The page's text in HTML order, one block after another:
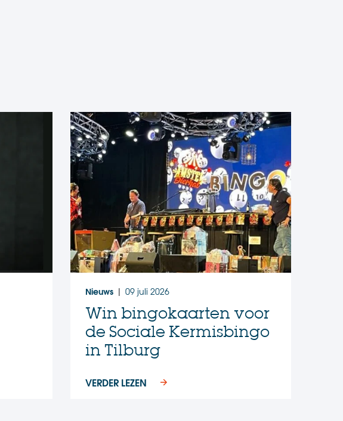
Nieuws | 09 juli 2026
Win bingokaarten voor
de Sociale Kermisbingo
in Tilburg
VERDER LEZEN